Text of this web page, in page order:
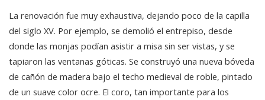
La renovación fue muy exhaustiva, dejando poco de la capilla
del siglo XV. Por ejemplo, se demolió el entrepiso, desde
donde las monjas podían asistir a misa sin ser vistas, y se
tapiaron las ventanas góticas. Se construyó una nueva bóveda
de cañón de madera bajo el techo medieval de roble, pintado
de un suave color ocre. El coro, tan importante para los